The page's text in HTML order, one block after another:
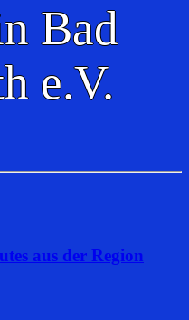
Bad
e.V.
aus der Region